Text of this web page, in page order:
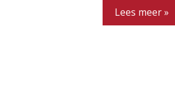
Lees meer »